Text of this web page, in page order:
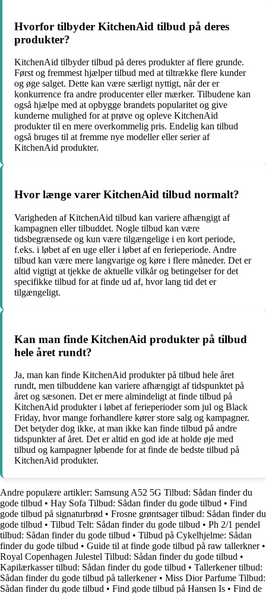
Hvorfor tilbyder KitchenAid tilbud på deres
produkter?
KitchenAid tilbyder tilbud på deres produkter af flere grunde.
Først og fremmest hjælper tilbud med at tiltrække flere kunder
og øge salget. Dette kan være særligt nyttigt, når der er
konkurrence fra andre producenter eller mærker. Tilbudene kan
også hjælpe med at opbygge brandets popularitet og give
kunderne mulighed for at prøve og opleve KitchenAid
produkter til en mere overkommelig pris. Endelig kan tilbud
også bruges til at fremme nye modeller eller serier af
KitchenAid produkter.
Hvor længe varer KitchenAid tilbud normalt?
Varigheden af KitchenAid tilbud kan variere afhængigt af
kampagnen eller tilbuddet. Nogle tilbud kan være
tidsbegrænsede og kun være tilgængelige i en kort periode,
f.eks. i løbet af en uge eller i løbet af en ferieperiode. Andre
tilbud kan være mere langvarige og køre i flere måneder. Det er
altid vigtigt at tjekke de aktuelle vilkår og betingelser for det
specifikke tilbud for at finde ud af, hvor lang tid det er
tilgængeligt.
Kan man finde KitchenAid produkter på tilbud
hele året rundt?
Ja, man kan finde KitchenAid produkter på tilbud hele året
rundt, men tilbuddene kan variere afhængigt af tidspunktet på
året og sæsonen. Det er mere almindeligt at finde tilbud på
KitchenAid produkter i løbet af ferieperioder som jul og Black
Friday, hvor mange forhandlere kører store salg og kampagner.
Det betyder dog ikke, at man ikke kan finde tilbud på andre
tidspunkter af året. Det er altid en god ide at holde øje med
tilbud og kampagner løbende for at finde de bedste tilbud på
KitchenAid produkter.
Andre populære artikler: Samsung A52 5G Tilbud: Sådan finder du
gode tilbud • Hay Sofa Tilbud: Sådan finder du gode tilbud • Find
gode tilbud på signaturbrød • Frosne grøntsager tilbud: Sådan finder du
gode tilbud • Tilbud Telt: Sådan finder du gode tilbud • Ph 2/1 pendel
tilbud: Sådan finder du gode tilbud • Tilbud på Cykelhjelme: Sådan
finder du gode tilbud • Guide til at finde gode tilbud på raw tallerkner•
Royal Copenhagen Julestel Tilbud: Sådan finder du gode tilbud •
Kapilærkasser tilbud: Sådan finder du gode tilbud • Tallerkener tilbud:
Sådan finder du gode tilbud på tallerkener• Miss Dior Parfume Tilbud:
Sådan finder du gode tilbud • Find gode tilbud på Hansen Is • Find de